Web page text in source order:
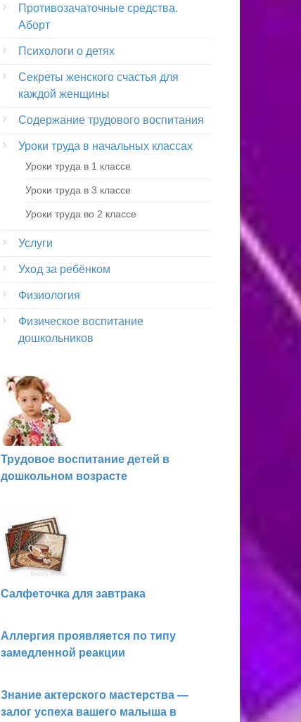
Противозачаточные средства.
Аборт
Психологи о детях
Секреты женского счастья для
каждой женщины
Содержание трудового воспитания
Уроки труда в начальных классах
Уроки труда в 1 классе
Уроки труда в 3 классе
Уроки труда во 2 классе
Услуги
Уход за ребёнком
Физиология
Физическое воспитание
дошкольников
Трудовое воспитание детей в
дошкольном возрасте
Салфеточка для завтрака
Аллергия проявляется по типу
замедленной реакции
Знание актерского мастерства —
залог успеха вашего малыша в